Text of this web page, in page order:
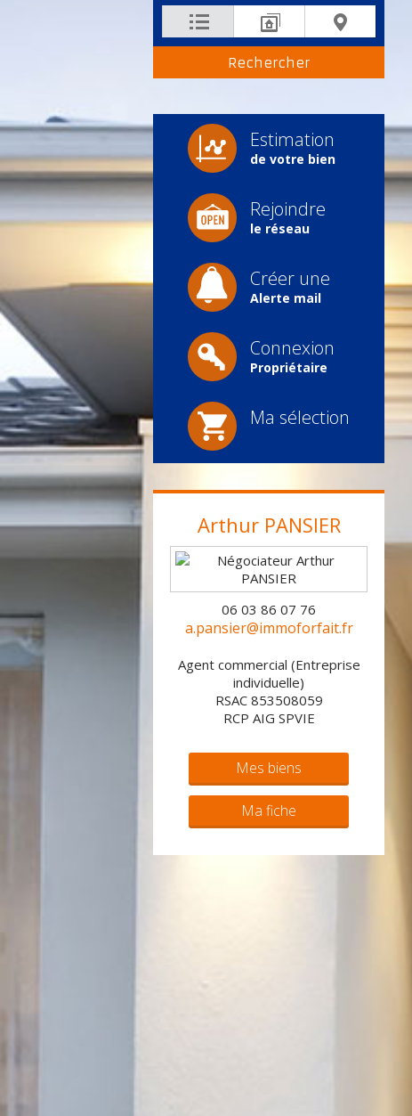
Estimation
de votre bien
Rejoindre
le réseau
Créer une
Alerte mail
Connexion
Propriétaire
Ma sélection
Arthur PANSIER
06 03 86 07 76
a.pansier@immoforfait.fr
Agent commercial (Entreprise
individuelle)
RSAC 853508059
RCP AIG SPVIE
Mes biens
Ma fiche